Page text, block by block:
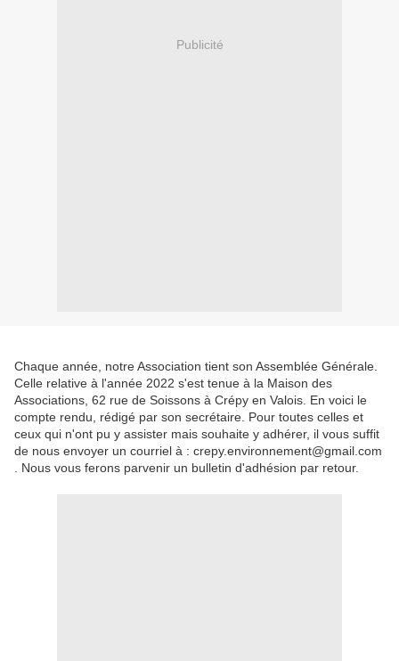
Publicité
Chaque année, notre Association tient son Assemblée Générale.
Celle relative à l'année 2022 s'est tenue à la Maison des
Associations, 62 rue de Soissons à Crépy en Valois. En voici le
compte rendu, rédigé par son secrétaire. Pour toutes celles et
ceux qui n'ont pu y assister mais souhaite y adhérer, il vous suffit
de nous envoyer un courriel à : crepy.environnement@gmail.com
. Nous vous ferons parvenir un bulletin d'adhésion par retour.